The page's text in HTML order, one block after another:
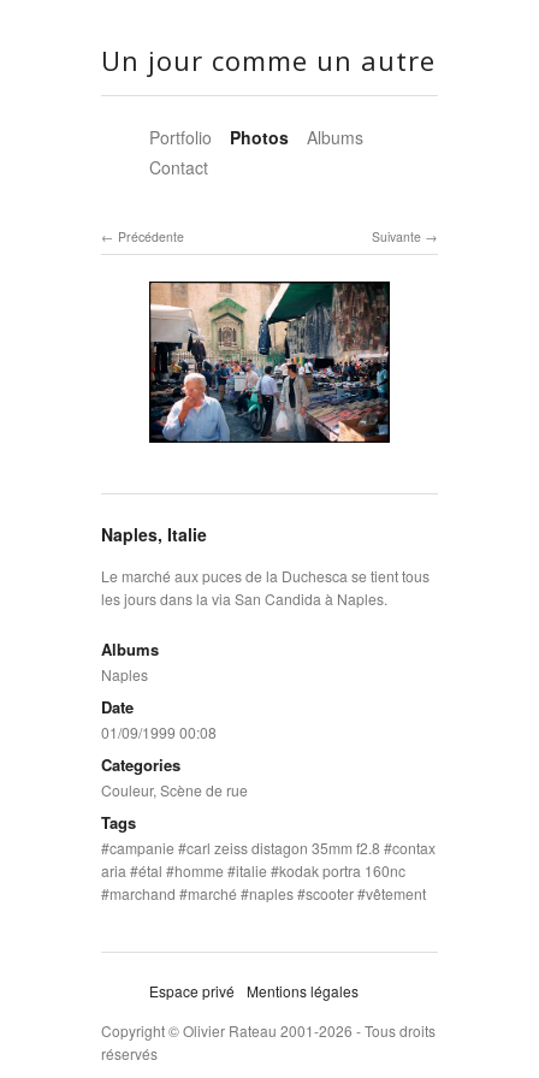
Un jour comme un autre
Portfolio Photos
Albums
Contact
Suivante
Précédente
Naples, Italie
Le marché aux puces de la Duchesca se tient tous
les jours dans la via San Candida à Naples.
Albums
Naples
Date
01/09/1999 00:08
Categories
Couleur, Scène de rue
Tags
campanie carl zeiss distagon 35mm f2.8
contax
aria
étal homme italie kodak portra 160nc
marchand
marché naples scooter vêtement
Espace privé
Mentions légales
Copyright © Olivier Rateau 2001-2026 - Tous droits
réservés